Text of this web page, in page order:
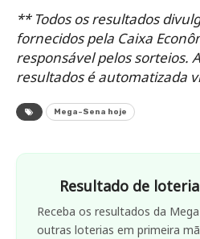
** Todos os resultados
fornecidos pela Caixa
responsável pelos sorteios.
resultados é automatizada
Mega-Sena hoje
Resultado de
Receba os resultados da
outras loterias em primeira